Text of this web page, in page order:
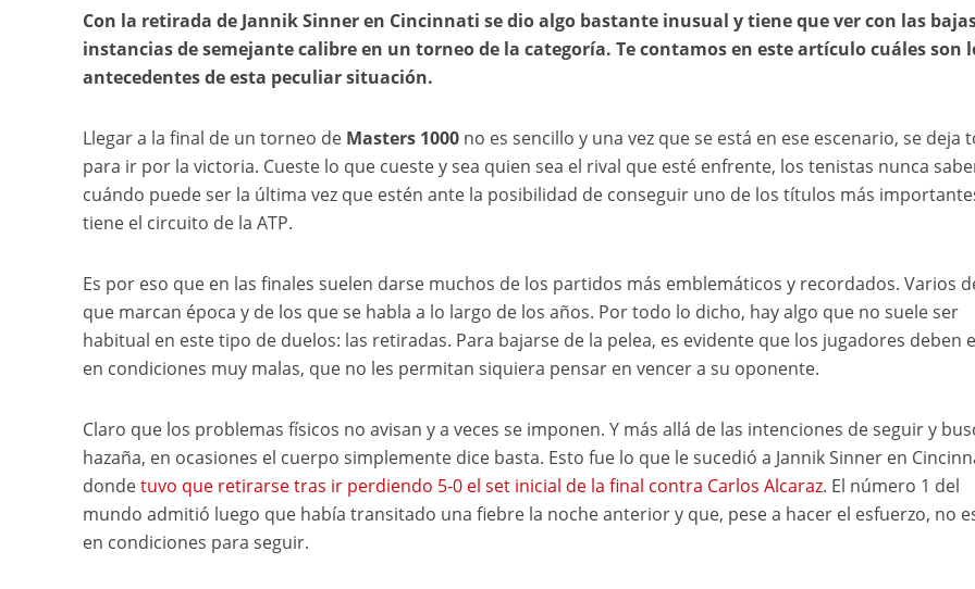
Con la retirada de Jannik Sinner en Cincinnati se dio algo bastante inusual y tiene que ver con las
instancias de semejante calibre en un torneo de la categoría. Te contamos en este artículo cuáles son
antecedentes de esta peculiar situación.
Llegar a la final de un torneo de Masters 1000no es sencillo y una vez que se está en ese escenario, se deja
para ir por la victoria. Cueste lo que cueste y sea quien sea el rival que esté enfrente, los tenistas nunca
cuándo puede ser la última vez que estén ante la posibilidad de conseguir uno de los títulos más
tiene el circuito de la ATP.
Es por eso que en las finales suelen darse muchos de los partidos más emblemáticos y recordados. Varios
que marcan época y de los que se habla a lo largo de los años. Por todo lo dicho, hay algo que no suele ser
habitual en este tipo de duelos: las retiradas. Para bajarse de la pelea, es evidente que los jugadores deben
en condiciones muy malas, que no les permitan siquiera pensar en vencer a su oponente.
Claro que los problemas físicos no avisan y a veces se imponen. Y más allá de las intenciones de seguir y
hazaña, en ocasiones el cuerpo simplemente dice basta. Esto fue lo que le sucedió a Jannik Sinner en
dondetuvo que retirarse tras ir perdiendo 5-0 el set inicial de la final contra Carlos Alcaraz. El número 1 del
mundo admitió luego que había transitado una fiebre la noche anterior y que, pese a hacer el esfuerzo, no
en condiciones para seguir.